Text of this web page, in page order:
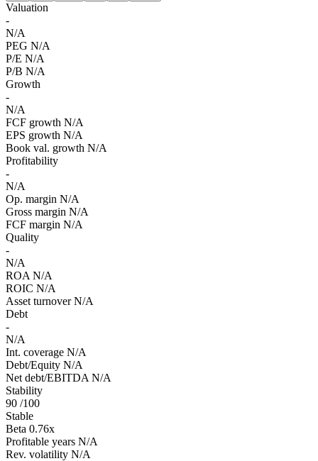
Valuation
-
N/A
PEG N/A
P/E N/A
P/B N/A
Growth
-
N/A
FCF growth N/A
EPS growth N/A
Book val. growth N/A
Profitability
-
N/A
Op. margin N/A
Gross margin N/A
FCF margin N/A
Quality
-
N/A
ROA N/A
ROIC N/A
Asset turnover N/A
Debt
-
N/A
Int. coverage N/A
Debt/Equity N/A
Net debt/EBITDA N/A
Stability
90 /100
Stable
Beta 0.76x
Profitable years N/A
Rev. volatility N/A